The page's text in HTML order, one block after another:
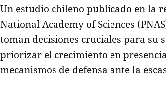
Un estudio chileno publicado en la
National Academy of Sciences
toman decisiones cruciales para su
priorizar el crecimiento en
mecanismos de defensa ante la